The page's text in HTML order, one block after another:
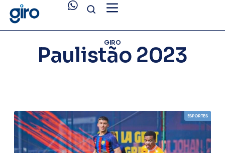
GIRO
Paulistão 2023
ESPORTES